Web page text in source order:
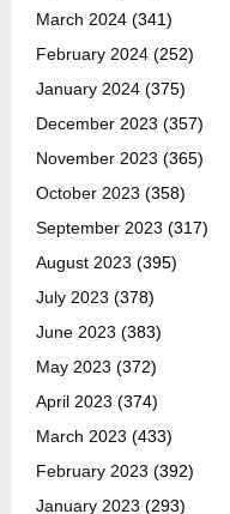
March 2024 (341)
February 2024 (252)
January 2024 (375)
December 2023 (357)
November 2023 (365)
October 2023 (358)
September 2023 (317)
August 2023 (395)
July 2023 (378)
June 2023 (383)
May 2023 (372)
April 2023 (374)
March 2023 (433)
February 2023 (392)
January 2023 (293)